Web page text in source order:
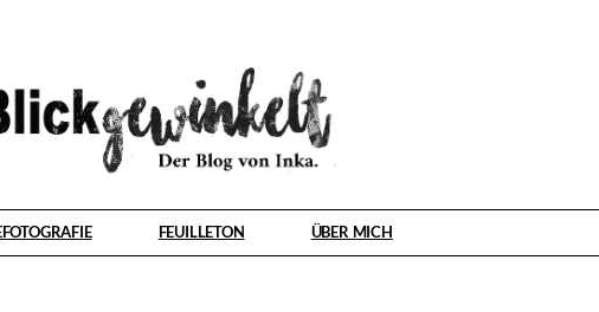
FEUILLETON ÜBER MICH